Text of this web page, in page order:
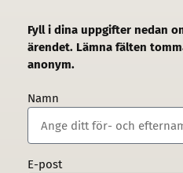
Fyll i dina uppgifter nedan
ärendet. Lämna fälten
anonym.
Namn
E-post